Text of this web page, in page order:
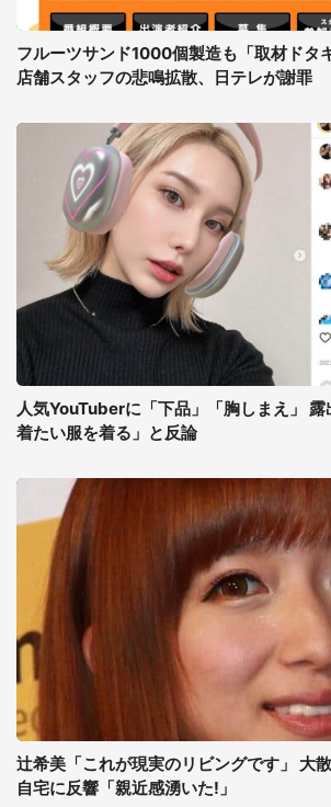
フルーツサンド1000個製造も「取材ドタ
店舗スタッフの悲鳴拡散、日テレが謝罪
人気YouTuberに「下品」「胸しまえ」
着たい服を着る」と反論
辻希美「これが現実のリビングです」 大
自宅に反響「親近感湧いた!」